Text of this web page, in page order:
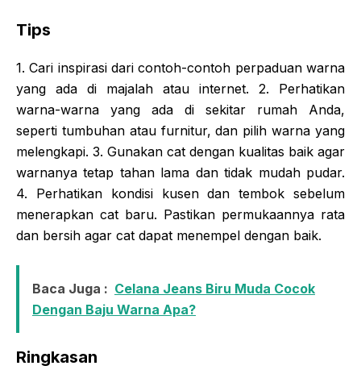
Tips
1. Cari inspirasi dari contoh-contoh perpaduan warna
yang ada di majalah atau internet. 2. Perhatikan
warna-warna yang ada di sekitar rumah Anda,
seperti tumbuhan atau furnitur, dan pilih warna yang
melengkapi. 3. Gunakan cat dengan kualitas baik agar
warnanya tetap tahan lama dan tidak mudah pudar.
4. Perhatikan kondisi kusen dan tembok sebelum
menerapkan cat baru. Pastikan permukaannya rata
dan bersih agar cat dapat menempel dengan baik.
Baca Juga : Celana Jeans Biru Muda Cocok
Dengan Baju Warna Apa?
Ringkasan